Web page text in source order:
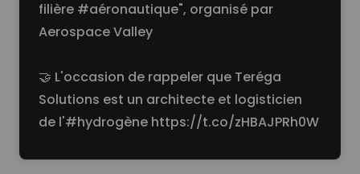
filière #aéronautique", organisé par
Aerospace Valley
🤝 L'occasion de rappeler que Teréga
Solutions est un architecte et logisticien
de l'#hydrogène https://t.co/zHBAJPRh0W